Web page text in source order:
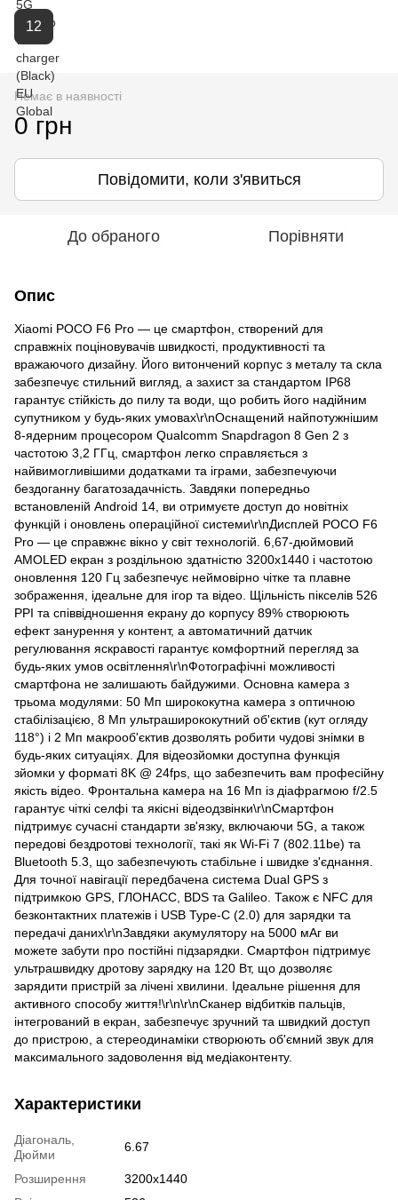
12
Немає в наявності
0 грн
Повідомити, коли з'явиться
До обраного Порівняти
Опис
Xiaomi POCO F6 Pro — це смартфон, створений для
справжніх поціновувачів швидкості, продуктивності та
вражаючого дизайну. Його витончений корпус з металу та скла
забезпечує стильний вигляд, а захист за стандартом IP68
гарантує стійкість до пилу та води, що робить його надійним
супутником у будь-яких умовах\r\nОснащений найпотужнішим
8-ядерним процесором Qualcomm Snapdragon 8 Gen 2 з
частотою 3,2 ГГц, смартфон легко справляється з
найвимогливішими додатками та іграми, забезпечуючи
бездоганну багатозадачність. Завдяки попередньо
встановленій Android 14, ви отримуєте доступ до новітніх
функцій і оновлень операційної системи\r\nДисплей POCO F6
Pro — це справжнє вікно у світ технологій. 6,67-дюймовий
AMOLED екран з роздільною здатністю 3200x1440 і частотою
оновлення 120 Гц забезпечує неймовірно чітке та плавне
зображення, ідеальне для ігор та відео. Щільність пікселів 526
PPI та співвідношення екрану до корпусу 89% створюють
ефект занурення у контент, а автоматичний датчик
регулювання яскравості гарантує комфортний перегляд за
будь-яких умов освітлення\r\nФотографічні можливості
смартфона не залишають байдужими. Основна камера з
трьома модулями: 50 Мп ширококутна камера з оптичною
стабілізацією, 8 Мп ультраширококутний об'єктив (кут огляду
118°) і 2 Мп макрооб'єктив дозволять робити чудові знімки в
будь-яких ситуаціях. Для відеозйомки доступна функція
зйомки у форматі 8K @ 24fps, що забезпечить вам професійну
якість відео. Фронтальна камера на 16 Мп із діафрагмою f/2.5
гарантує чіткі селфі та якісні відеодзвінки\r\nСмартфон
підтримує сучасні стандарти зв'язку, включаючи 5G, а також
передові бездротові технології, такі як Wi-Fi 7 (802.11be) та
Bluetooth 5.3, що забезпечують стабільне і швидке з'єднання.
Для точної навігації передбачена система Dual GPS з
підтримкою GPS, ГЛОНАСС, BDS та Galileo. Також є NFC для
безконтактних платежів і USB Type-C (2.0) для зарядки та
передачі даних\r\nЗавдяки акумулятору на 5000 мАг ви
можете забути про постійні підзарядки. Смартфон підтримує
ультрашвидку дротову зарядку на 120 Вт, що дозволяє
зарядити пристрій за лічені хвилини. Ідеальне рішення для
активного способу життя!\r\n\r\nСканер відбитків пальців,
інтегрований в екран, забезпечує зручний та швидкий доступ
до пристрою, а стереодинаміки створюють об'ємний звук для
максимального задоволення від медіаконтенту.
Характеристики
Діагональ,
Дюйми
6.67
Розширення
3200x1440